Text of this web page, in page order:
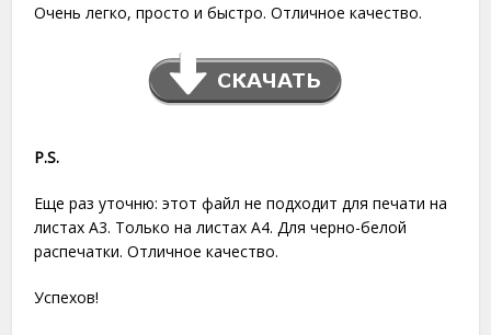
Очень легко, просто и быстро. Отличное качество.
P.S.
Еще раз уточню: этот файл не подходит для печати на
листах A3. Только на листах A4. Для черно-белой
распечатки. Отличное качество.
Успехов!